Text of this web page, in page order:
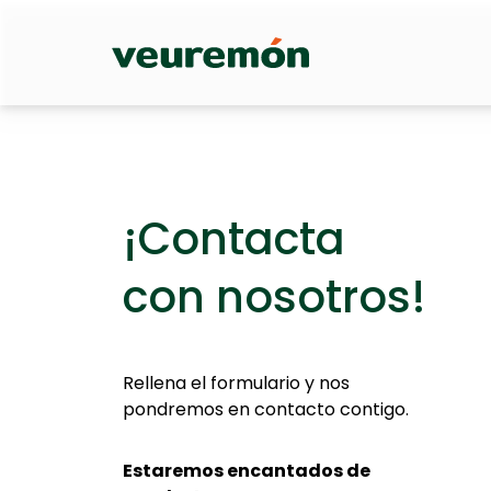
Your Company
¡Contacta
con nosotros!
Rellena el formulario y nos
pondremos en contacto contigo.
Estaremos encantados de